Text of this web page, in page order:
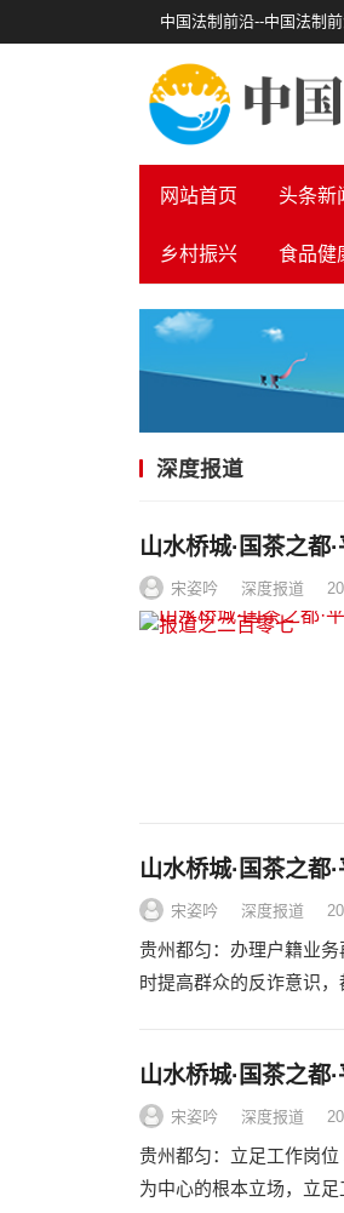
中国法制前沿--中国法制
网站首页 头条新
乡村振兴 食品健
深度报道
山水桥城·国茶之都
宋姿吟 深度报道
山水桥城·国茶之都
宋姿吟 深度报道
贵州都匀：办理户籍业
时提高群众的反诈意识
山水桥城·国茶之都
宋姿吟 深度报道
贵州都匀：立足工作岗
为中心的根本立场，立